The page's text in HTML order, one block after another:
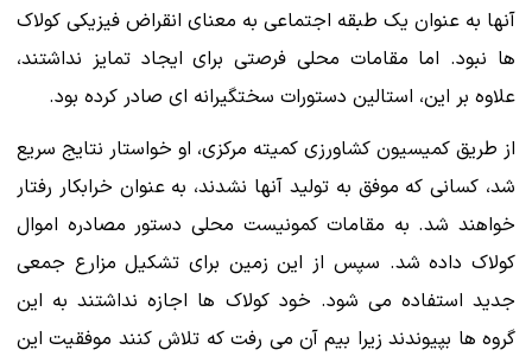
آنها به عنوان یک طبقه اجتماعی به معنای انقراض فیزیکی کولاک
ها نبود. اما مقامات محلی فرصتی برای ایجاد تمایز نداشتند،
علاوه بر این، استالین دستورات سختگیرانه ای صادر کرده بود.
از طریق کمیسیون کشاورزی کمیته مرکزی، او خواستار نتایج سریع
شد، کسانی که موفق به تولید آنها نشدند، به عنوان خرابکار رفتار
خواهند شد. به مقامات کمونیست محلی دستور مصادره اموال
کولاک داده شد. سپس از این زمین برای تشکیل مزارع جمعی
جدید استفاده می شود. خود کولاک ها اجازه نداشتند به این
گروه ها بپیوندند زیرا بیم آن می رفت که تلاش کنند موفقیت این